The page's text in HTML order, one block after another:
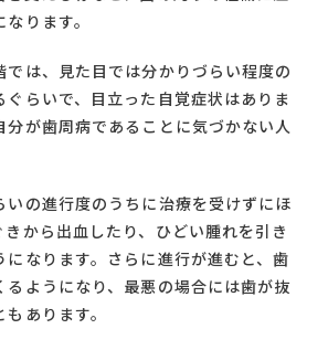
ります。
では、見た目では分かりづらい程度の
らいで、目立った自覚症状はありま
が歯周病であることに気づかない人
いの進行度のうちに治療を受けずにほ
から出血したり、ひどい腫れを引き
なります。さらに進行が進むと、歯
るようになり、最悪の場合には歯が抜
あります。